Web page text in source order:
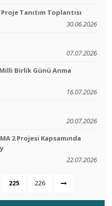
Proje Tanıtım Toplantısı
30.06.2026
07.07.2026
Birlik Günü Anma
16.07.2026
20.07.2026
2 Projesi Kapsamında
22.07.2026
225 226